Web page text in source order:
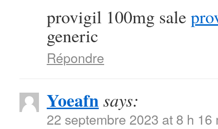
provigil 100mg sale
generic
Répondre
Yoeafnsays:
22 septembre 2023 at 8 h 16